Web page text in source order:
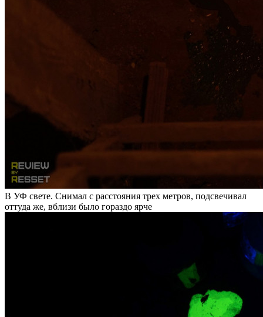
В УФ свете. Снимал с расстояния трех метров, подсвечивал
оттуда же, вблизи было гораздо ярче